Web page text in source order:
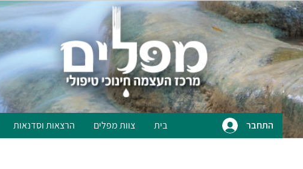
בית צוות מפלים הרצאות וסדנאות התחבר